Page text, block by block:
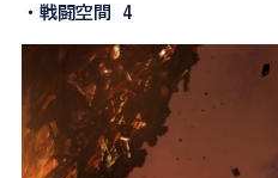
・戦闘空間 4